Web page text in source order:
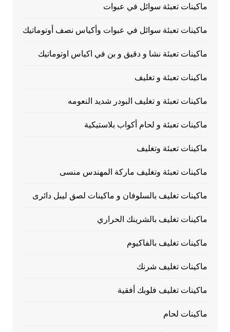
ماكينات تعبئة سوائل في عبوات
ماكينات تعبئة سوائل في عبوات وأكياس نصف أوتوماتيك
ماكينات تعبئة نشا و دقيق و بن في اكياس اوتوماتيك
ماكينات تعبئة و تغليف
ماكينات تعبئة و تغليف البودر شديد النعومه
ماكينات تعبئة و لحام أكواب بلاستيكية
ماكينات تعبئة وتغليف
ماكينات تعبئة وتغليف ماركة المهندس منسى
ماكينات تغليف بالسلوفان و ماكينات لصق ليبل دائرى
ماكينات تغليف بالشرينك الحراري
ماكينات تغليف بالفاكيوم
ماكينات تغليف شرنك
ماكينات تغليف فلوبك أفقية
ماكينات لحام